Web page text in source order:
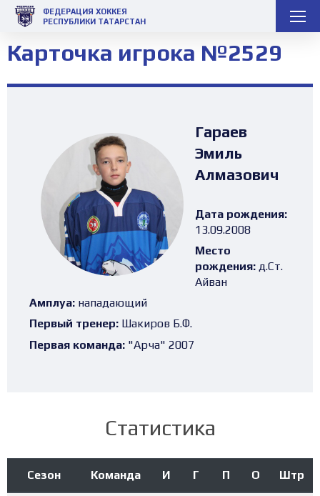
ФЕДЕРАЦИЯ ХОККЕЯ
РЕСПУБЛИКИ ТАТАРСТАН
Карточка игрока №2529
Гараев
Эмиль
Алмазович
Дата рождения:
13.09.2008
Место
рождения: д.Ст.
Айван
Амплуа: нападающий
Первый тренер: Шакиров Б.Ф.
Первая команда: "Арча" 2007
Статистика
Сезон Команда И Г П О Штр